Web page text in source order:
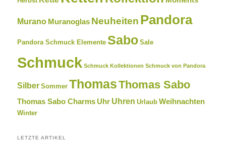
Murano Muranoglas Neuheiten Pandora
Pandora Schmuck Elemente Sabo Sale
Schmuck Schmuck Kollektionen Schmuck von Pandora
Silber Sommer ThomasThomas Sabo
Thomas Sabo Charms Uhr Uhren Urlaub Weihnachten
Winter
LETZTE ARTIKEL